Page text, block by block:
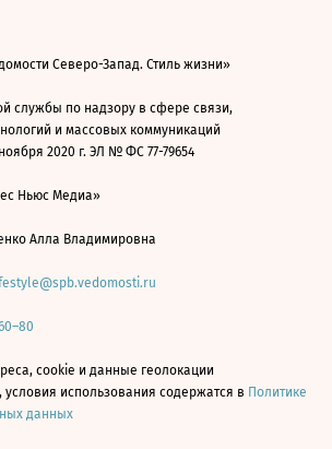
Северо-Запад. Стиль жизни»
службы по надзору в сфере связи,
и массовых коммуникаций
2020 г. ЭЛ № ФС 77-79654
Ньюс Медиа»
Алла Владимировна
cookie и данные геолокации
условия использования содержатся в Политике
данных